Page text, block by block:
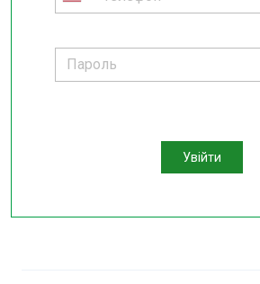
Увійти